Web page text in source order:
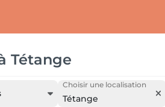
Tétange
Choisir une localisation
Tétange